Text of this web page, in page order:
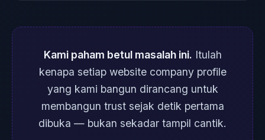
Kami paham betul masalah ini. Itulah
kenapa setiap website company profile
yang kami bangun dirancang untuk
membangun trust sejak detik pertama
dibuka — bukan sekadar tampil cantik.